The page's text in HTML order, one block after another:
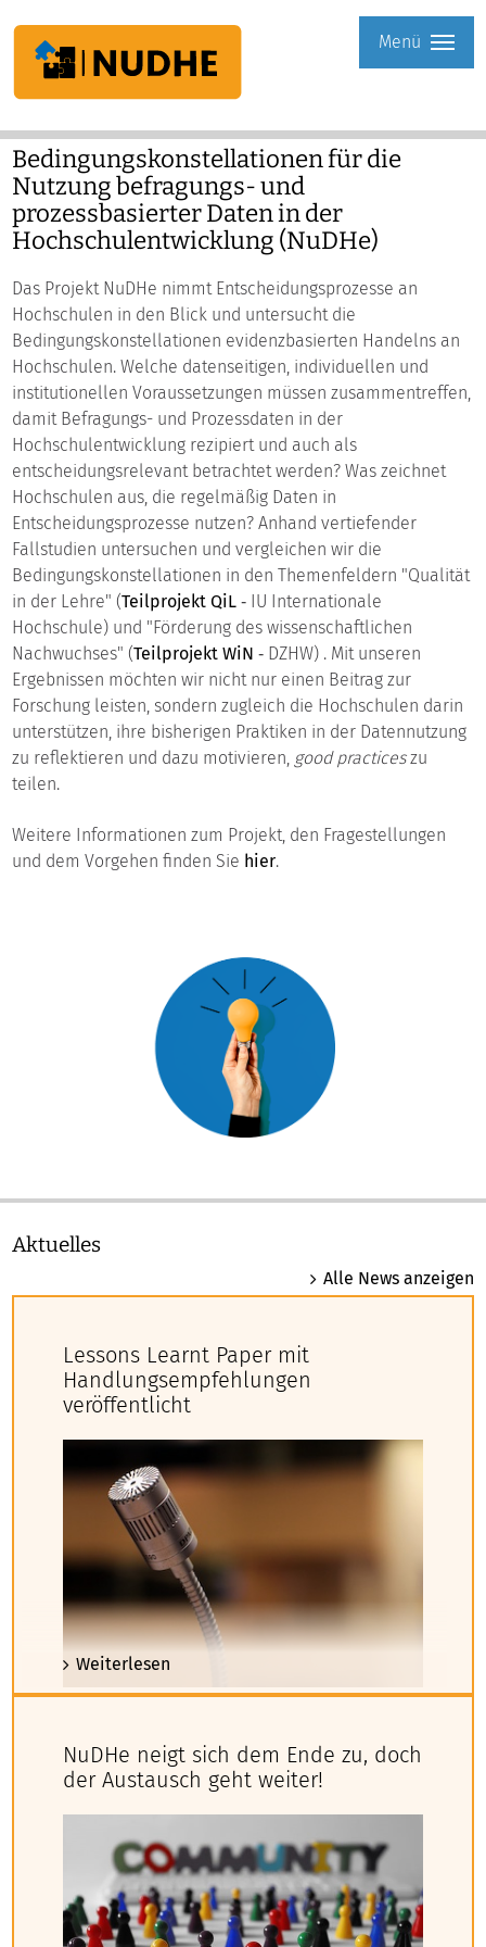
Menü
Bedingungskonstellationen für die
Nutzung befragungs- und
prozessbasierter Daten in der
Hochschulentwicklung (NuDHe)
Das Projekt NuDHe nimmt Entscheidungsprozesse an
Hochschulen in den Blick und untersucht die
Bedingungskonstellationen evidenzbasierten Handelns an
Hochschulen. Welche datenseitigen, individuellen und
institutionellen Voraussetzungen müssen zusammentreffen,
damit Befragungs- und Prozessdaten in der
Hochschulentwicklung rezipiert und auch als
entscheidungsrelevant betrachtet werden? Was zeichnet
Hochschulen aus, die regelmäßig Daten in
Entscheidungsprozesse nutzen? Anhand vertiefender
Fallstudien untersuchen und vergleichen wir die
Bedingungskonstellationen in den Themenfeldern "Qualität
in der Lehre" (Teilprojekt QiL ‐ IU Internationale
Hochschule) und "Förderung des wissenschaftlichen
Nachwuchses" (Teilprojekt WiN ‐ DZHW) . Mit unseren
Ergebnissen möchten wir nicht nur einen Beitrag zur
Forschung leisten, sondern zugleich die Hochschulen darin
unterstützen, ihre bisherigen Praktiken in der Datennutzung
zu reflektieren und dazu motivieren, good practiceszu
teilen.
Weitere Informationen zum Projekt, den Fragestellungen
und dem Vorgehen finden Sie hier.
Aktuelles
Alle News anzeigen
Lessons Learnt Paper mit
Handlungsempfehlungen
veröffentlicht
Zum Projektabschluss haben wir die
Kernergebnisse und die
Handlungsempfehlungen für den Bereich
„Qualität in der Lehre“ auf kompakten drei
Seiten zusammengestellt. An dieser Stelle
vielen Dank für die guten Diskussionen und
Anregungen bei unserer VeranstaltungNuDhe
meets Peersund der Jahrestagung des
Weiterlesen
NuDHe neigt sich dem Ende zu, doch
der Austausch geht weiter!